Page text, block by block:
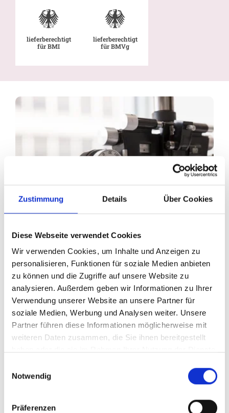
Zustimmung Details Über Cookies
Diese Webseite verwendet Cookies
Wir verwenden Cookies, um Inhalte und Anzeigen zu
personalisieren, Funktionen für soziale Medien anbieten
zu können und die Zugriffe auf unsere Website zu
analysieren. Außerdem geben wir Informationen zu Ihrer
Verwendung unserer Website an unsere Partner für
soziale Medien, Werbung und Analysen weiter. Unsere
Partner führen diese Informationen möglicherweise mit
weiteren Daten zusammen, die Sie ihnen bereitgestellt
Notwendig
Präferenzen
lieferberechtigt
für BMI
lieferberechtigt
für BMVg
Ihr Partner für optimales
Sehen in Dresden
Als erster Ansprechpartner für das gute Sehen sind wir
als Augenoptiker in Dresden mehr als „nur“ diejenigen,
die sich um die jeweilige optisch, anatomisch und
ästhetisch perfekt auf Ihre individuellen Wünsche und
auch oft die Ersten, die eventuelle Auffälligkeiten am